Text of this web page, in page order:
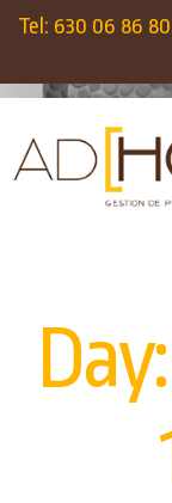
Tel: 630 06 86 80
Day: